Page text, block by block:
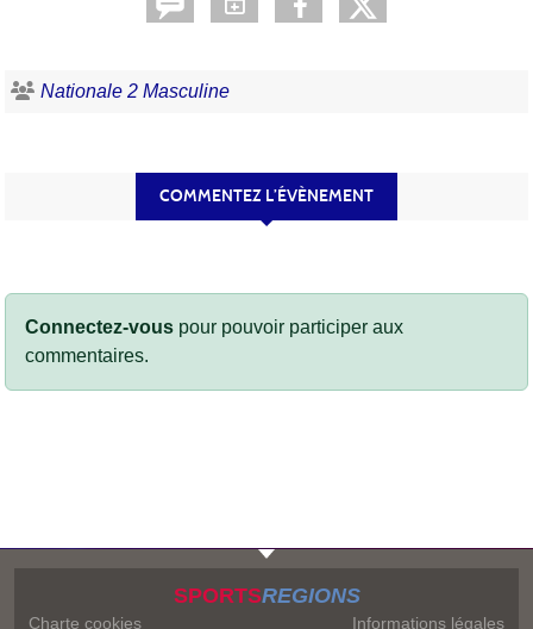
Nationale 2 Masculine
COMMENTEZ L’ÉVÈNEMENT
Connectez-vous pour pouvoir participer aux
commentaires.
SPORTSREGIONS
Charte cookies Informations légales